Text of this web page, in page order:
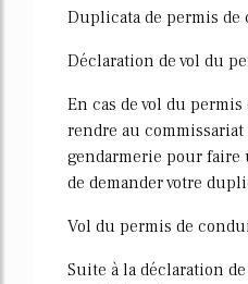
Duplicata de permis de
Déclaration de vol du
En cas de vol du
rendre au
gendarmerie pour faire
de demander votre
Vol du permis de
Suite à la déclaration